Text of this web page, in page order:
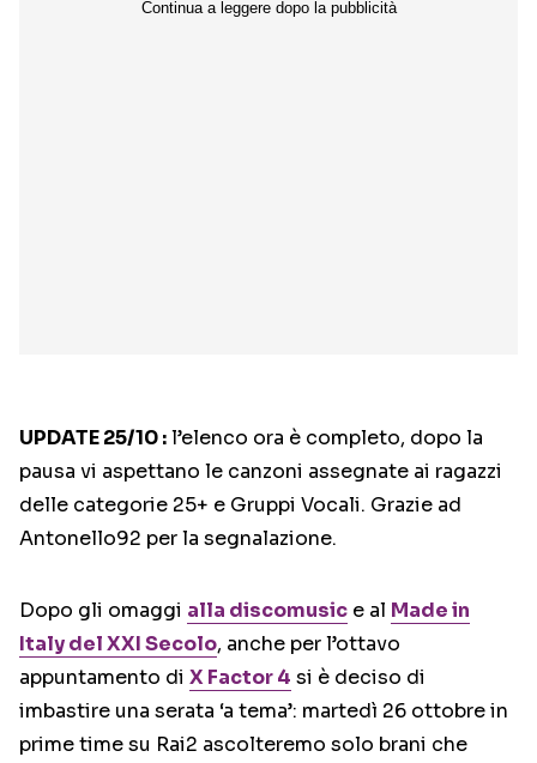
UPDATE 25/10 :l’elenco ora è completo, dopo la
pausa vi aspettano le canzoni assegnate ai ragazzi
delle categorie 25+ e Gruppi Vocali. Grazie ad
Antonello92 per la segnalazione.
Dopo gli omaggi alla discomusic e al Made in
Italydel XXI Secolo, anche per l’ottavo
appuntamento di X Factor 4 si è deciso di
imbastire una serata ‘a tema’: martedì 26 ottobre in
prime time su Rai2 ascolteremo solo brani che